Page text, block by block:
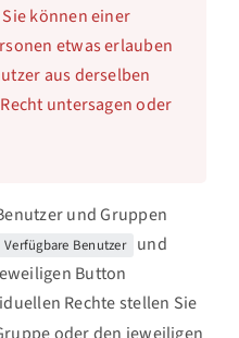
können einer
etwas erlauben
aus derselben
untersagen oder
und Gruppen
Verfügbare Benutzer und
Button
Rechte stellen Sie